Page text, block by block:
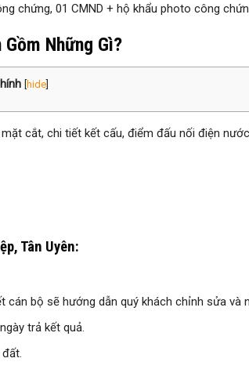
chứng, 01 CMND + hộ khẩu photo công
Những Gì?
hide
cắt, chi tiết kết cấu, điểm đấu nối điện
Tân Uyên:
bộ sẽ hướng dẫn quý khách chỉnh sửa và
trả kết quả.